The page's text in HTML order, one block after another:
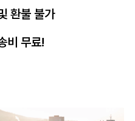
환불 불가
비 무료!